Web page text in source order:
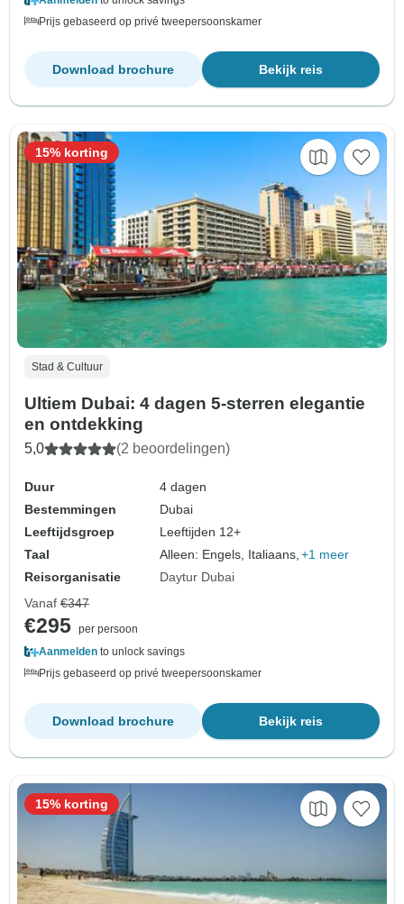
Prijs gebaseerd op privé tweepersoonskamer
Bekijk reis
Download brochure
Stad & Cultuur
Ultiem Dubai: 4 dagen 5-sterren elegantie
en ontdekking
5,0 (2 beoordelingen)
Duur
4 dagen
Bestemmingen
Dubai
Leeftijdsgroep
Leeftijden 12+
Taal
Alleen: Engels, Italiaans, +1 meer
Reisorganisatie
Daytur Dubai
15% korting
Vanaf €347
€295 per persoon
Aanmelden to unlock savings
Prijs gebaseerd op privé tweepersoonskamer
Bekijk reis
Download brochure
15% korting